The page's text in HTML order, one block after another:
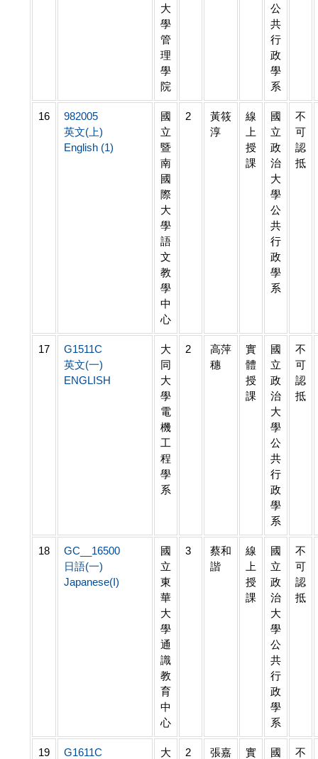
大
學
管
理
學
院
公
共
行
政
學
系
16
982005
英文(上)
English (1)
國
立
暨
南
國
際
大
學
語
文
教
學
中
心
2
黃筱
淳
線
上
授
課
國
立
政
治
大
學
公
共
行
政
學
系
不
可
認
抵
17
G1511C
英文(一)
ENGLISH
大
同
大
學
電
機
工
程
學
系
2
高萍
穗
實
體
授
課
國
立
政
治
大
學
公
共
行
政
學
系
不
可
認
抵
18
GC__16500
日語(一)
Japanese(I)
國
立
東
華
大
學
通
識
教
育
中
心
3
蔡和
諧
線
上
授
課
國
立
政
治
大
學
公
共
行
政
學
系
不
可
認
抵
19
G1611C
大
2
張嘉
實
國
不